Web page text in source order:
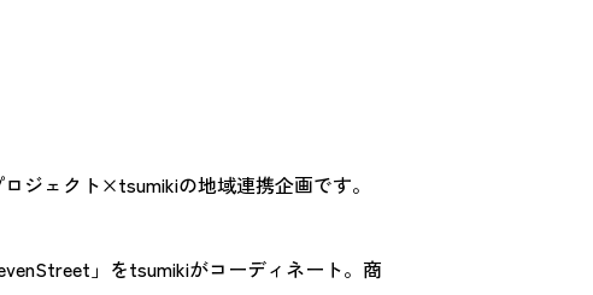
ジェクト×tsumikiの地域連携企画です。
」をtsumikiがコーディネート。商